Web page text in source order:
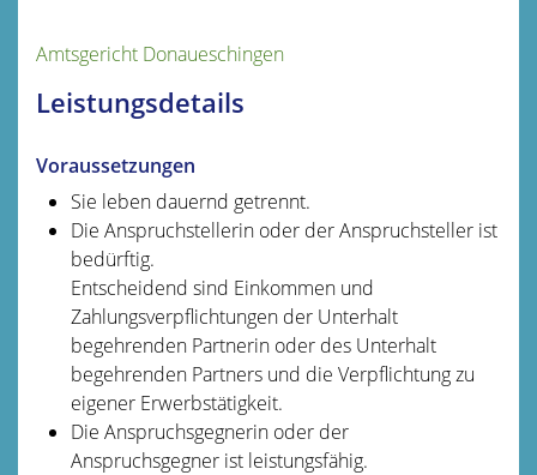
Amtsgericht Donaueschingen
Leistungsdetails
Voraussetzungen
Sie leben dauernd getrennt.
Die Anspruchstellerin oder der Anspruchsteller ist
bedürftig.
Entscheidend sind Einkommen und
Zahlungsverpflichtungen der Unterhalt
begehrenden Partnerin oder des Unterhalt
begehrenden Partners und die Verpflichtung zu
eigener Erwerbstätigkeit.
Die Anspruchsgegnerin oder der
Anspruchsgegner ist leistungsfähig.